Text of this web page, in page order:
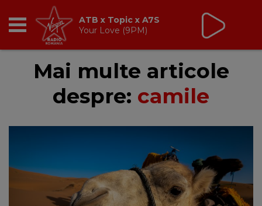
RADIO
BREAKFAST
TIC TALK
ATB x Topic x A7S
Your Love (9PM)
Mai multe articole
despre: camile